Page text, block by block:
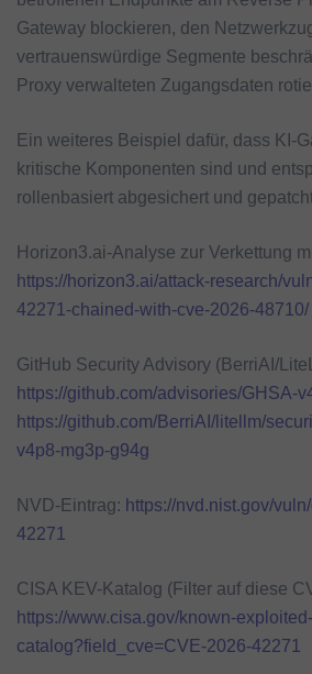
Gateway blockieren, den
vertrauenswürdige Segmente
Proxy verwalteten Zugangsdaten
Ein weiteres Beispiel dafür, dass KI-
kritische Komponenten sind und
rollenbasiert abgesichert und
Horizon3.ai-Analyse zur Verkettung
https://horizon3.ai/attack-research/
42271-chained-with-cve-2026-48710/
GitHub Security Advisory (BerriAI/
https://github.com/advisories/GHSA-
https://github.com/BerriAI/litellm/
v4p8-mg3p-g94g
NVD-Eintrag: https://nvd.nist.gov/
42271
CISA KEV-Katalog (Filter auf diese
https://www.cisa.gov/known-
catalog?field_cve=CVE-2026-42271